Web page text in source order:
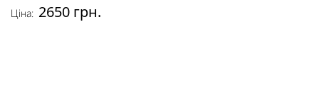
Ціна: 2650 грн.